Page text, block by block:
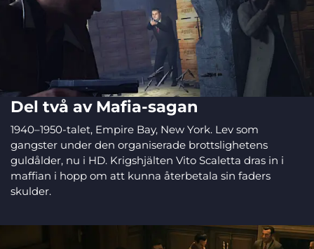
Del två av Mafia-sagan
1940–1950-talet, Empire Bay, New York. Lev som
gangster under den organiserade brottslighetens
guldålder, nu i HD. Krigshjälten Vito Scaletta dras in i
maffian i hopp om att kunna återbetala sin faders
skulder.